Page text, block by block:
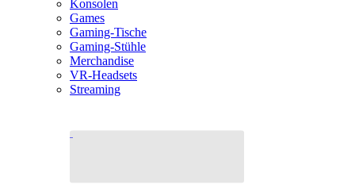
Konsolen
Games
Gaming-Tische
Gaming-Stühle
Merchandise
VR-Headsets
Streaming